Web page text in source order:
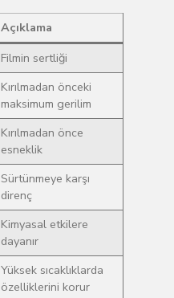
Açıklama
Filmin sertliği
Kırılmadan önceki
maksimum gerilim
Kırılmadan önce
esneklik
Sürtünmeye karşı
direnç
Kimyasal etkilere
dayanır
Yüksek sıcaklıklarda
özelliklerini korur